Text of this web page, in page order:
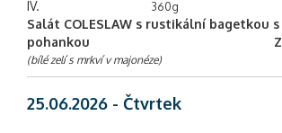
IV. 360g
Salát COLESLAW s rustikální bagetkou s
pohankou
Z
(bílé zelí s mrkví v majonéze)
25.06.2026 - Čtvrtek